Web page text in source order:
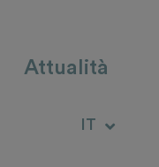
Attualità
IT
RM